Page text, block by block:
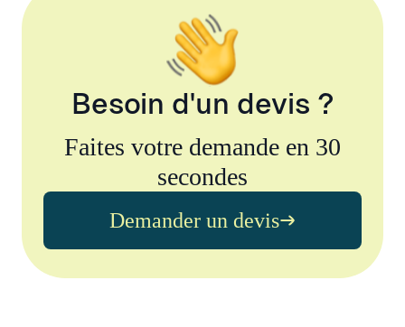
Besoin d'un devis ?
Faites votre demande en 30
secondes
Demander un devis